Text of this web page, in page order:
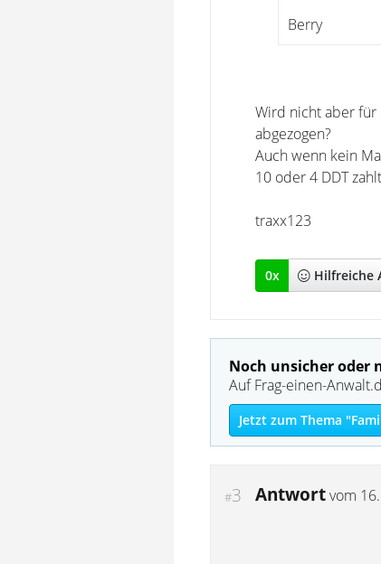
Berry
Wird nicht aber für
abgezogen?
Auch wenn kein
10 oder 4 DDT
traxx123
0x Hilfreiche
Noch unsicher oder
Auf Frag-einen-
Jetzt zum Thema
#3 Antwortvom